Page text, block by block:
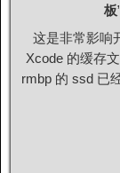
板
这是非常影响
Xcode 的缓存
rmbp 的 ssd 已